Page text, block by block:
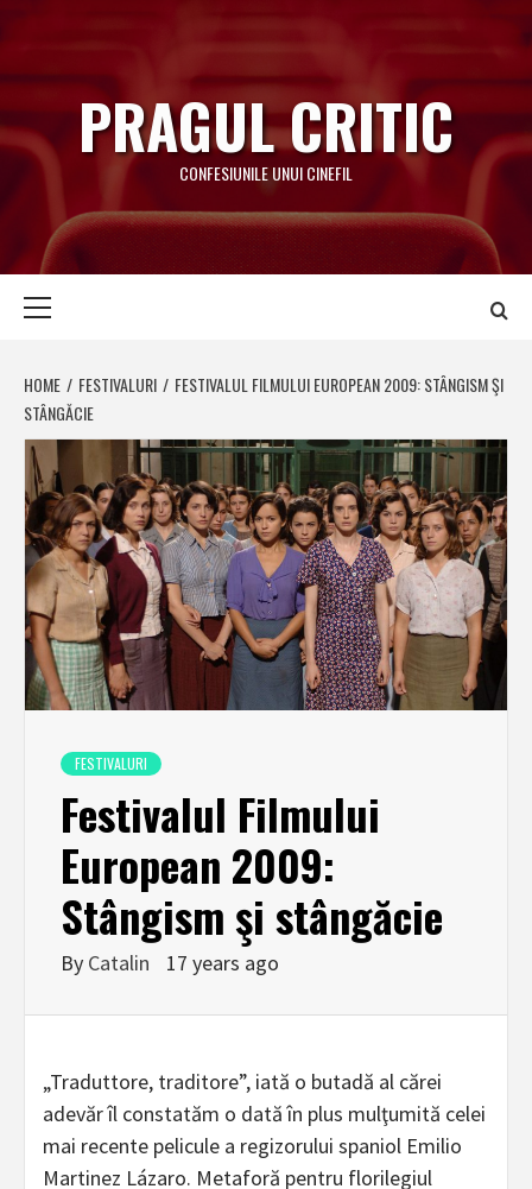
to
content
PRAGUL CRITIC
CONFESIUNILE UNUI CINEFIL
HOME FESTIVALURI
FESTIVALUL FILMULUI EUROPEAN 2009: STÂNGISM ŞI
STÂNGĂCIE
FESTIVALURI
Festivalul Filmului
European 2009:
Stângism şi stângăcie
By Catalin 17 years ago
„Traduttore, traditore”, iată o butadă al cărei
adevăr îl constatăm o dată în plus mulţumită celei
mai recente pelicule a regizorului spaniol Emilio
Martinez Lázaro. Metaforă pentru florilegiul